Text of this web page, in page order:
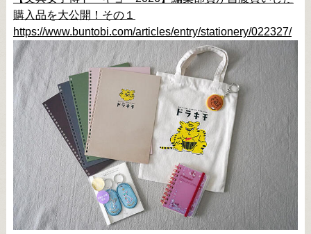
購入品を大公開！その１
https://www.buntobi.com/articles/entry/stationery/022327/